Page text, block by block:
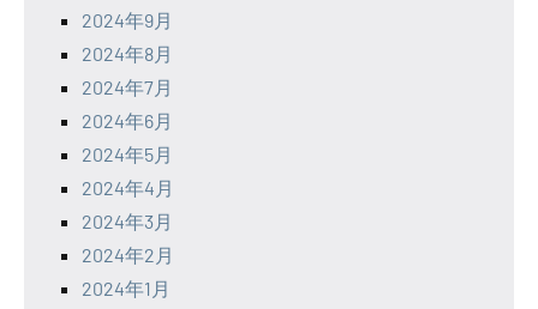
2024年9月
2024年8月
2024年7月
2024年6月
2024年5月
2024年4月
2024年3月
2024年2月
2024年1月